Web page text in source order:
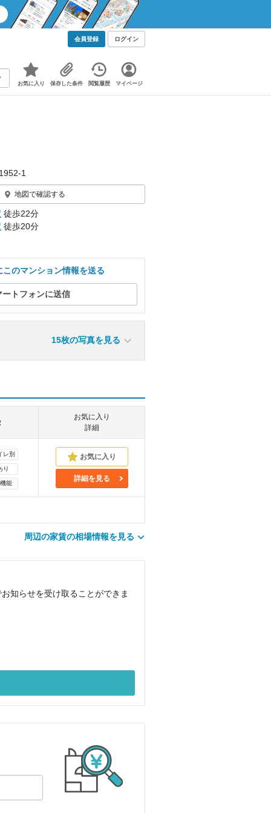
会員登録 ログイン
お気に入り 保存した条件 閲覧履歴 マイページ
地図で確認する
徒歩22分
徒歩20分
のマンション情報を送る
トフォンに送信
15枚の写真を見る
お気に入り
詳細
レ別
り
能
詳細を見る
周辺の家賃の相場情報を見る
知らせを受け取ることができま